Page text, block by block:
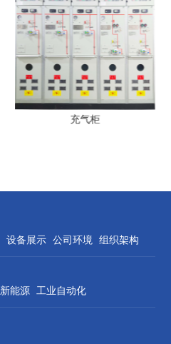
充气柜
设备展示 公司环境 组织架构
新能源 工业自动化